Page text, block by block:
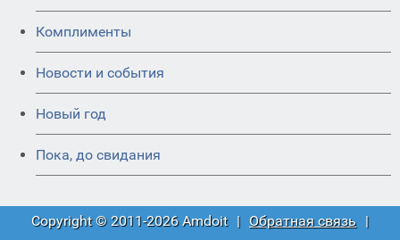
Комплименты
Новости и события
Новый год
Пока, до свидания
Copyright © 2011-2026 Amdoit | Обратная связь |